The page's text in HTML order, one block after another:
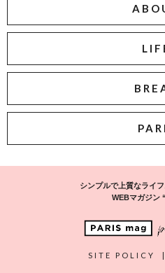
シンプルで上質なライ
WEBマガジン
SITE POLICY